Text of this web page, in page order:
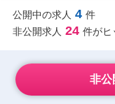
公開中の求人 4 件
非公開求人 24 件がヒ
非公